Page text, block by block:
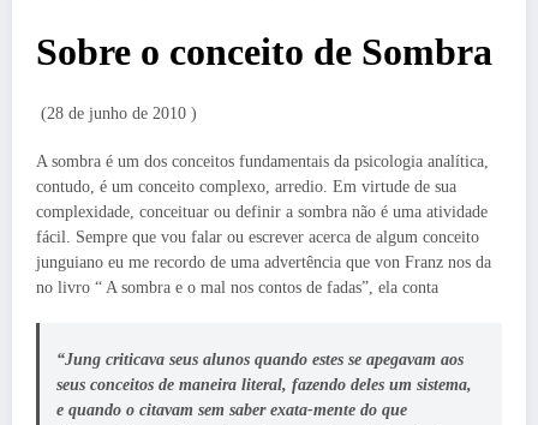
Sobre o conceito de Sombra
(28 de junho de 2010 )
A sombra é um dos conceitos fundamentais da psicologia analítica,
contudo, é um conceito complexo, arredio. Em virtude de sua
complexidade, conceituar ou definir a sombra não é uma atividade
fácil. Sempre que vou falar ou escrever acerca de algum conceito
junguiano eu me recordo de uma advertência que von Franz nos da
no livro “ A sombra e o mal nos contos de fadas”, ela conta
“Jung criticava seus alunos quando estes se apegavam aos
seus conceitos de maneira literal, fazendo deles um sistema,
e quando o citavam sem saber exata-mente do que